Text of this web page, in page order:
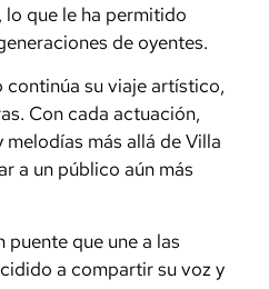
que le ha permitido
de oyentes.
continúa su viaje artístico,
Con cada actuación,
melodías más allá de Villa
a un público aún más
que une a las
a compartir su voz y